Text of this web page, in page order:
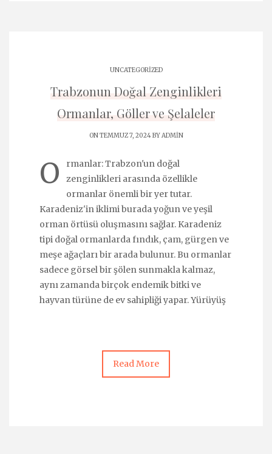
UNCATEGORIZED
Trabzonun Doğal Zenginlikleri
Ormanlar, Göller ve Şelaleler
ON TEMMUZ 7, 2024 BYADMIN
O
rmanlar: Trabzon'un doğal
zenginlikleri arasında özellikle
ormanlar önemli bir yer tutar.
Karadeniz'in iklimi burada yoğun ve yeşil
orman örtüsü oluşmasını sağlar. Karadeniz
tipi doğal ormanlarda fındık, çam, gürgen ve
meşe ağaçları bir arada bulunur. Bu ormanlar
sadece görsel bir şölen sunmakla kalmaz,
aynı zamanda birçok endemik bitki ve
hayvan türüne de ev sahipliği yapar. Yürüyüş
Read More